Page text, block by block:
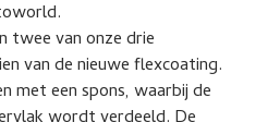
twee van onze drie
van de nieuwe flexcoating.
met een spons, waarbij de